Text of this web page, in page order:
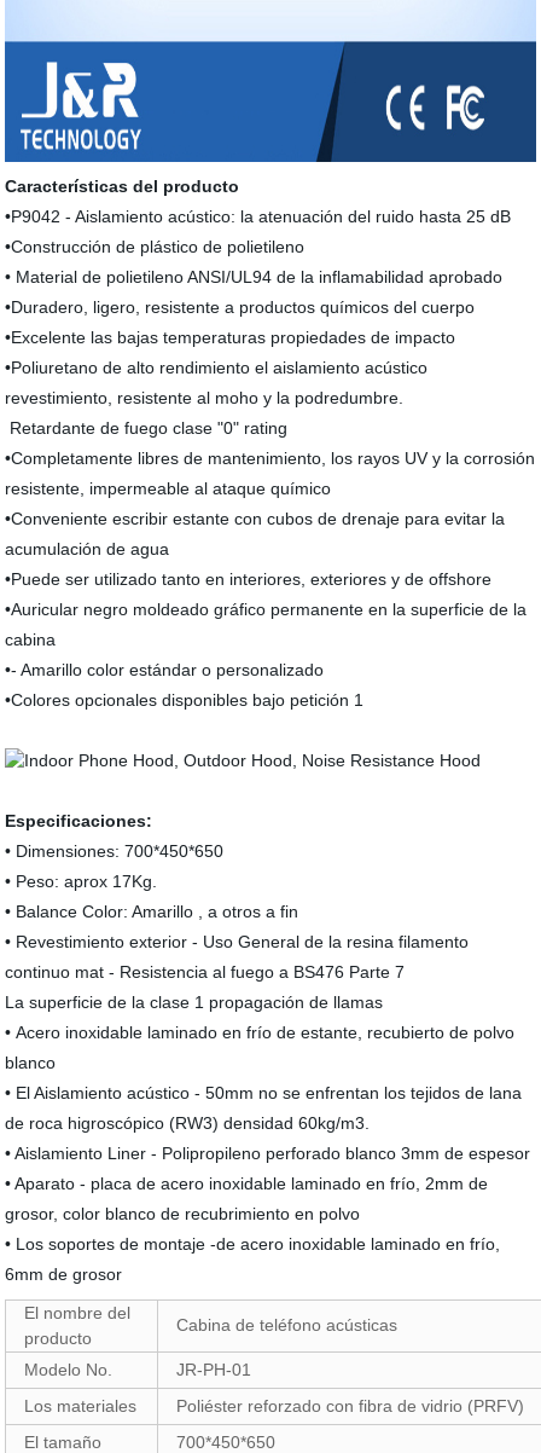
Características del producto
•P9042 - Aislamiento acústico: la atenuación del ruido hasta 25 dB
•Construcción de plástico de polietileno
• Material de polietileno ANSI/UL94 de la inflamabilidad aprobado
•Duradero, ligero, resistente a productos químicos del cuerpo
•Excelente las bajas temperaturas propiedades de impacto
•Poliuretano de alto rendimiento el aislamiento acústico
revestimiento, resistente al moho y la podredumbre.
Retardante de fuego clase "0" rating
•Completamente libres de mantenimiento, los rayos UV y la corrosión
resistente, impermeable al ataque químico
•Conveniente escribir estante con cubos de drenaje para evitar la
acumulación de agua
•Puede ser utilizado tanto en interiores, exteriores y de offshore
•Auricular negro moldeado gráfico permanente en la superficie de la
cabina
•- Amarillo color estándar o personalizado
•Colores opcionales disponibles bajo petición 1
Especificaciones:
• Dimensiones: 700*450*650
• Peso: aprox 17Kg.
• Balance Color: Amarillo , a otros a fin
• Revestimiento exterior - Uso General de la resina filamento
continuo mat - Resistencia al fuego a BS476 Parte 7
La superficie de la clase 1 propagación de llamas
• Acero inoxidable laminado en frío de estante, recubierto de polvo
blanco
• El Aislamiento acústico - 50mm no se enfrentan los tejidos de lana
de roca higroscópico (RW3) densidad 60kg/m3.
• Aislamiento Liner - Polipropileno perforado blanco 3mm de espesor
• Aparato - placa de acero inoxidable laminado en frío, 2mm de
grosor, color blanco de recubrimiento en polvo
• Los soportes de montaje -de acero inoxidable laminado en frío,
6mm de grosor
El nombre del
producto
Cabina de teléfono acústicas
Modelo No.
JR-PH-01
Los materiales
Poliéster reforzado con fibra de vidrio (PRFV)
El tamaño
700*450*650